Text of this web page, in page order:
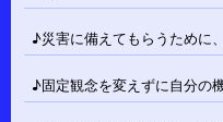
♪災害に備えてもらうために
♪固定観念を変えずに自分の